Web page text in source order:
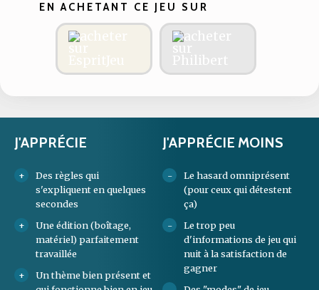
EN ACHETANT CE JEU SUR
J'APPRÉCIE
Des règles qui
s'expliquent en quelques
secondes
Une édition (boîtage,
matériel) parfaitement
travaillée
Un thème bien présent et
J'APPRÉCIE MOINS
Le hasard omniprésent
(pour ceux qui détestent
ça)
Le trop peu
d'informations de jeu qui
nuit à la satisfaction de
gagner